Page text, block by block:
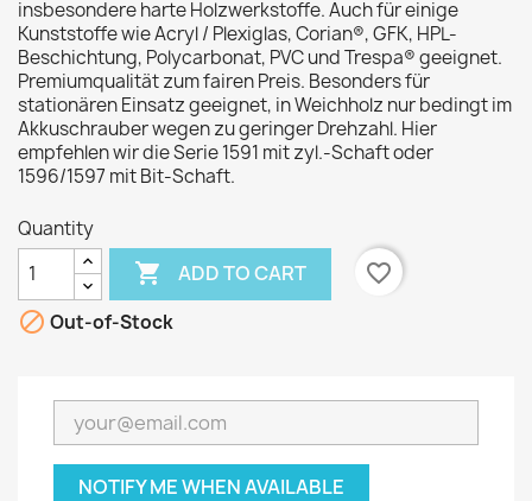
insbesondere harte Holzwerkstoffe. Auch für einige
Kunststoffe wie Acryl / Plexiglas, Corian®, GFK, HPL-
Beschichtung, Polycarbonat, PVC und Trespa® geeignet.
Premiumqualität zum fairen Preis. Besonders für
stationären Einsatz geeignet, in Weichholz nur bedingt im
Akkuschrauber wegen zu geringer Drehzahl. Hier
empfehlen wir die Serie 1591 mit zyl.-Schaft oder
1596/1597 mit Bit-Schaft.
Quantity
 ADD TO CART
favorite_border
 Out-of-Stock
NOTIFY ME WHEN AVAILABLE